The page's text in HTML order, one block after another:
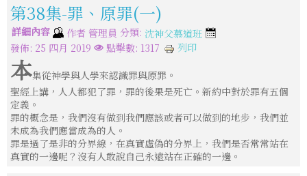
第38集-罪、原罪(一)
詳細內容 作者 管理員 分類: 沈神父慕道班
發佈: 25 四月 2019
點擊數: 1317 列印
本集從神學與人學來認識罪與原罪。
聖經上講，人人都犯了罪，罪的後果是死亡。新約中對於罪有五個
定義。
罪的概念是，我們沒有做到我們應該或者可以做到的地步，我們並
未成為我們應當成為的人。
罪是過了是非的分界線，在真實虛偽的分界上，我們是否常常站在
真實的一邊呢？沒有人敢說自己永遠站在正確的一邊。